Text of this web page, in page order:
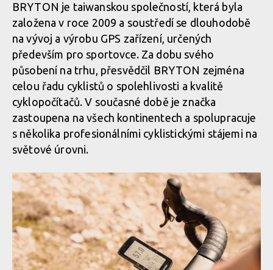
BRYTON je taiwanskou společností, která byla
založena v roce 2009 a soustředí se dlouhodobě
na vývoj a výrobu GPS zařízení, určených
především pro sportovce. Za dobu svého
působení na trhu, přesvědčil BRYTON zejména
celou řadu cyklistů o spolehlivosti a kvalitě
cyklopočítačů. V současné době je značka
zastoupena na všech kontinentech a spolupracuje
s několika profesionálními cyklistickými stájemi na
světové úrovni.